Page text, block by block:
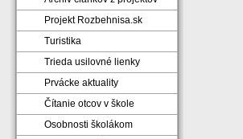
Projekt Rozbehnisa.sk
Turistika
Trieda usilovné lienky
Prvácke aktuality
Čítanie otcov v škole
Osobnosti školákom